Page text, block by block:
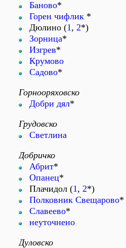
Баново*
Горен чифлик *
Дюлино (1, 2*)
Зорница*
Изгрев*
Крумово
Садово*
Горнооряховско
Добри дял*
Грудовско
Светлина
Добричко
Абрит*
Опанец*
Плачидол (1, 2*)
Полковник Свещарово*
Славеево*
неуточнено
Дуловско